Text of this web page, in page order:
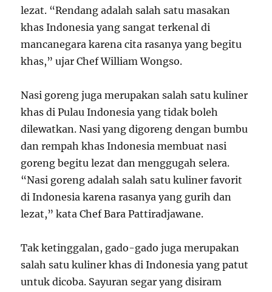
lezat. “Rendang adalah salah satu masakan
khas Indonesia yang sangat terkenal di
mancanegara karena cita rasanya yang begitu
khas,” ujar Chef William Wongso.
Nasi goreng juga merupakan salah satu kuliner
khas di Pulau Indonesia yang tidak boleh
dilewatkan. Nasi yang digoreng dengan bumbu
dan rempah khas Indonesia membuat nasi
goreng begitu lezat dan menggugah selera.
“Nasi goreng adalah salah satu kuliner favorit
di Indonesia karena rasanya yang gurih dan
lezat,” kata Chef Bara Pattiradjawane.
Tak ketinggalan, gado-gado juga merupakan
salah satu kuliner khas di Indonesia yang patut
untuk dicoba. Sayuran segar yang disiram